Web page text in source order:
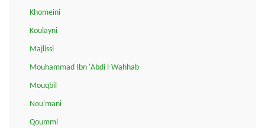
Khomeini
Koulayni
Majlissi
Mouhammad Ibn 'Abdi l-Wahhab
Mouqbil
Nou'mani
Qoummi